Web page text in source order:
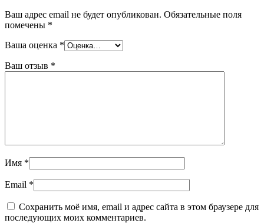
Ваш адрес email не будет опубликован. Обязательные поля
помечены *
Ваша оценка *
Ваш отзыв *
Имя *
Email *
Сохранить моё имя, email и адрес сайта в этом браузере для
последующих моих комментариев.